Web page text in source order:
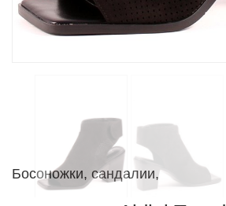
Босоножки, сандалии,